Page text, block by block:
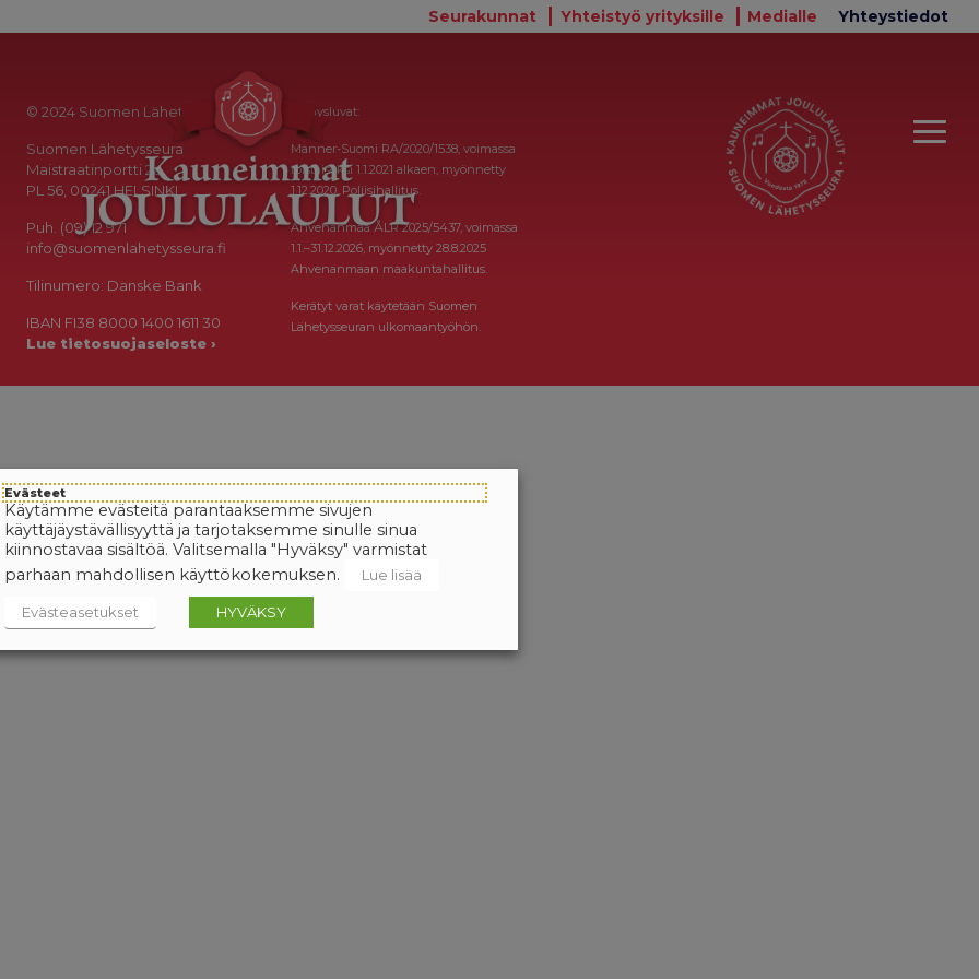
Seurakunnat Yhteistyö yrityksille Medialle Yhteystiedot
© 2024 Suomen Lähetysseura
Suomen Lähetysseura
Maistraatinportti 2a
PL 56, 00241 HELSINKI
Puh. (09) 12 971
info@suomenlahetysseura.fi
Tilinumero: Danske Bank
IBAN FI38 8000 1400 1611 30
Lue tietosuojaseloste ›
Keräysluvat:
Manner-Suomi RA/2020/1538, voimassa
toistaiseksi 1.1.2021 alkaen, myönnetty
1.12.2020, Poliisihallitus.
Ahvenanmaa ÅLR 2025/5437, voimassa
1.1.–31.12.2026, myönnetty 28.8.2025
Ahvenanmaan maakuntahallitus.
Kerätyt varat käytetään Suomen
Lähetysseuran ulkomaantyöhön.
Evästeet
Käytämme evästeitä parantaaksemme sivujen
käyttäjäystävällisyyttä ja tarjotaksemme sinulle sinua
kiinnostavaa sisältöä. Valitsemalla "Hyväksy" varmistat
parhaan mahdollisen käyttökokemuksen.
Lue lisää
Evästeasetukset HYVÄKSY